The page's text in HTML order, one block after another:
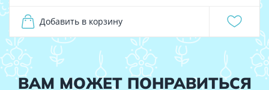
Добавить в корзину
ВАМ МОЖЕТ ПОНРАВИТЬСЯ